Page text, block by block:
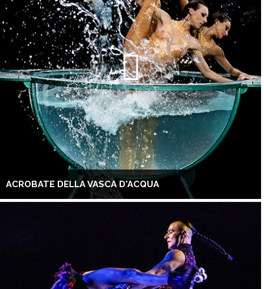
ACROBATE DELLA VASCA D'ACQUA